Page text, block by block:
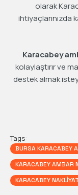
olarak
ihtiyaçlarınızda
Karacabey
kolaylaştırır ve
destek almak
Tags:
BURSA KARACABEY
KARACABEY AMBAR
KARACABEY